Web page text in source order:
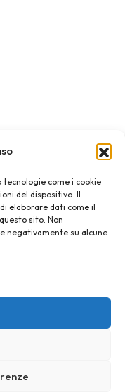
come i cookie
del dispositivo. Il
elaborare dati come il
sito. Non
negativamente su alcune